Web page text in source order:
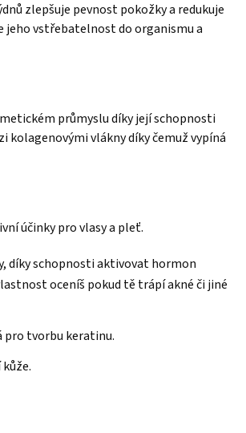
zlepšuje pevnost pokožky a redukuje
jeho vstřebatelnost do organismu a
průmyslu díky její schopnosti
kolagenovými vlákny díky čemuž vypíná
účinky pro vlasy a pleť.
díky schopnosti aktivovat hormon
oceníš pokud tě trápí akné či jiné
pro tvorbu keratinu.